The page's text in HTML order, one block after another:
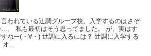
言われている辻調グループ校。入学するのはさぞ
。 私も最初はそう思ってました。 が、実はす
ねー(・∀・) 辻調に入るには？ 辻調に入学する
オ...